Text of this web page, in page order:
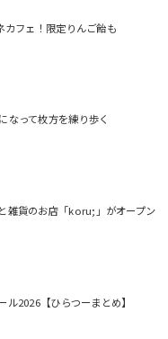
カフェ！限定りんご飴も
なって枚方を練り歩く
雑貨のお店「koru;」がオープン
2026【ひらつーまとめ】